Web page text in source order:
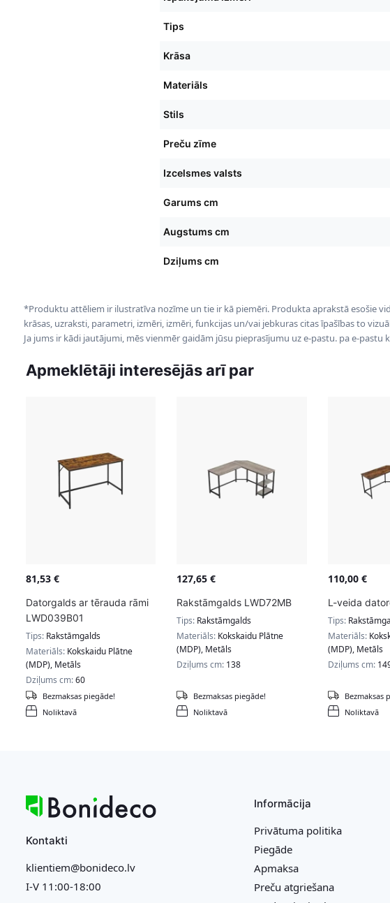
Tips
Krāsa
Materiāls
Stils
Preču zīme
Izcelsmes valsts
Garums cm
Augstums cm
Dziļums cm
*Produktu attēliem ir ilustratīva nozīme un tie ir kā piemēri. Produkta aprakstā esošie
krāsas, uzraksti, parametri, izmēri, izmēri, funkcijas un/vai jebkuras citas īpašības to
Ja jums ir kādi jautājumi, mēs vienmēr gaidām jūsu pieprasījumu uz e-pastu. pa e-pastu
Apmeklētāji interesējās arī par
81,53 €
Datorgalds ar tērauda rāmi
LWD039B01
Tips: Rakstāmgalds
Materiāls: Kokskaidu Plātne
(MDP), Metāls
Dziļums cm:60
Noliktavā
Bezmaksas piegāde!
127,65€
Rakstāmgalds LWD72MB
Tips: Rakstāmgalds
Materiāls: Kokskaidu Plātne
(MDP), Metāls
Dziļums cm: 138
Noliktavā
Bezmaksas piegāde!
110,00 €
L-veida
Tips:
Materiāls:
(MDP), Metāls
Dziļums cm:
Noliktavā
Bezmaksas
Kontakti
klientiem@bonideco.lv
I-V 11:00-18:00
Informācija
Privātuma politika
Piegāde
Apmaksa
Preču atgriešana